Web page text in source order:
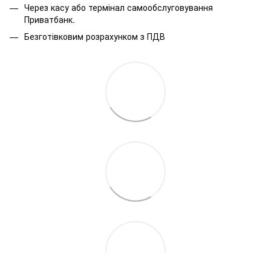
Через касу або термінал самообслуговування
Приватбанк.
Безготівковим розрахунком з ПДВ